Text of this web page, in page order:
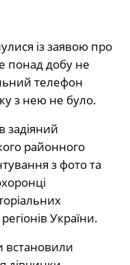
із заявою про
понад добу не
телефон
з нею не було.
задіяний
районного
з фото та
регіонів України.
встановили